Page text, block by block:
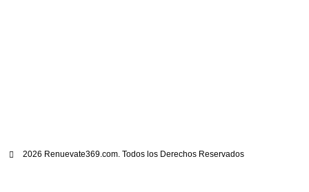
2026 Renuevate369.com. Todos los Derechos Reservados